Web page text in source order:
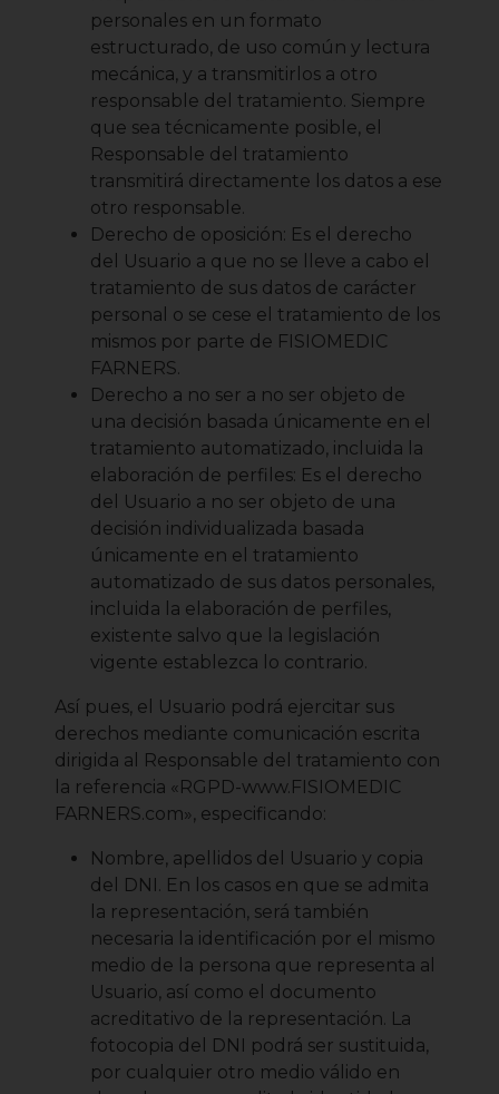
personales en un formato
estructurado, de uso común y lectura
mecánica, y a transmitirlos a otro
responsable del tratamiento. Siempre
que sea técnicamente posible, el
Responsable del tratamiento
transmitirá directamente los datos a ese
otro responsable.
Derecho de oposición: Es el derecho
del Usuario a que no se lleve a cabo el
tratamiento de sus datos de carácter
personal o se cese el tratamiento de los
mismos por parte de FISIOMEDIC
FARNERS.
Derecho a no ser a no ser objeto de
una decisión basada únicamente en el
tratamiento automatizado, incluida la
elaboración de perfiles: Es el derecho
del Usuario a no ser objeto de una
decisión individualizada basada
únicamente en el tratamiento
automatizado de sus datos personales,
incluida la elaboración de perfiles,
existente salvo que la legislación
vigente establezca lo contrario.
Así pues, el Usuario podrá ejercitar sus
derechos mediante comunicación escrita
dirigida al Responsable del tratamiento con
la referencia «RGPD-www.FISIOMEDIC
FARNERS.com», especificando:
Nombre, apellidos del Usuario y copia
del DNI. En los casos en que se admita
la representación, será también
necesaria la identificación por el mismo
medio de la persona que representa al
Usuario, así como el documento
acreditativo de la representación. La
fotocopia del DNI podrá ser sustituida,
por cualquier otro medio válido en